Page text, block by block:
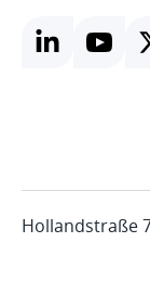
Hollandstraße